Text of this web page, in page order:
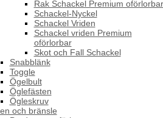
Rak Schackel Premium oförlorbar
Schackel-Nyckel
Schackel Vriden
Schackel vriden Premium
oförlorbar
Skot och Fall Schackel
Snabblänk
Toggle
Ögelbult
Öglefästen
Ögleskruv
och bränsle
16mm w.
bricka typ A T6ST
16mm w.